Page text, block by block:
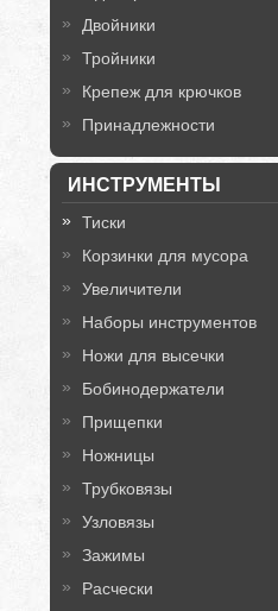
Двойники
Тройники
Крепеж для крючков
Принадлежности
ИНСТРУМЕНТЫ
Тиски
Корзинки для мусора
Увеличители
Наборы инструментов
Ножи для высечки
Бобинодержатели
Прищепки
Ножницы
Трубковязы
Узловязы
Зажимы
Расчески